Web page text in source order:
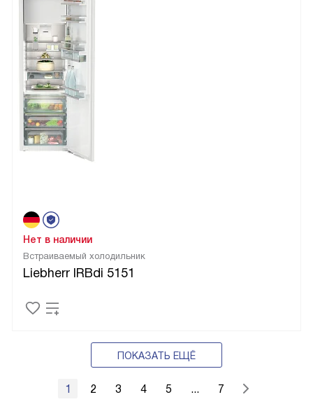
Встраиваемый холодильник
Liebherr IRBdi 5151
Нет в наличии
ПОКАЗАТЬ ЕЩЁ
1 2 3 4 5 ... 7